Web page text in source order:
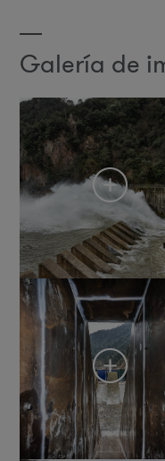
Galería de